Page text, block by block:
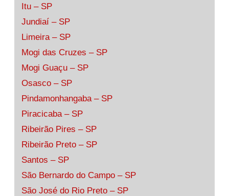
Itu – SP
Jundiaí – SP
Limeira – SP
Mogi das Cruzes – SP
Mogi Guaçu – SP
Osasco – SP
Pindamonhangaba – SP
Piracicaba – SP
Ribeirão Pires – SP
Ribeirão Preto – SP
Santos – SP
São Bernardo do Campo – SP
São José do Rio Preto – SP